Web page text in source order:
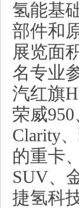
氢能基
部件和
展览面
名专业
汽红旗
荣威
Clarity
的重卡
SUV、
捷氢科